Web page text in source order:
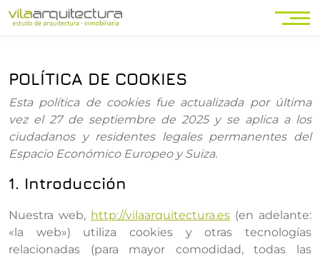
POLÍTICA DE COOKIES
Esta política de cookies fue actualizada por última
vez el 27 de septiembre de 2025 y se aplica a los
ciudadanos y residentes legales permanentes del
Espacio Económico Europeo y Suiza.
1. Introducción
Nuestra web, http://vilaarquitectura.es (en adelante:
«la web») utiliza cookies y otras tecnologías
relacionadas (para mayor comodidad, todas las